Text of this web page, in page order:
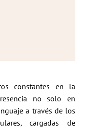
constantes en la
no solo en
a través de los
cargadas de